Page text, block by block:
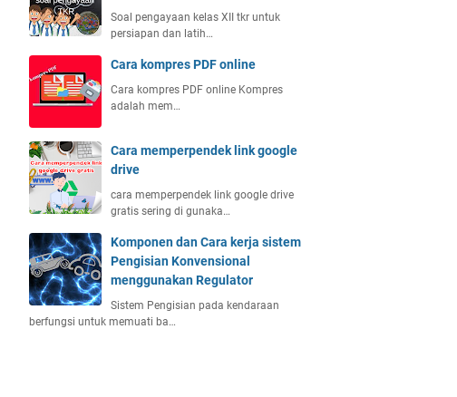
Soal pengayaan kelas XII tkr untuk
persiapan dan latih…
Cara kompres PDF online
Cara kompres PDF online Kompres
adalah mem…
Cara memperpendek link google
drive
cara memperpendek link google drive
gratis sering di gunaka…
Komponen dan Cara kerja sistem
Pengisian Konvensional
menggunakan Regulator
Sistem Pengisian pada kendaraan
berfungsi untuk memuati ba…